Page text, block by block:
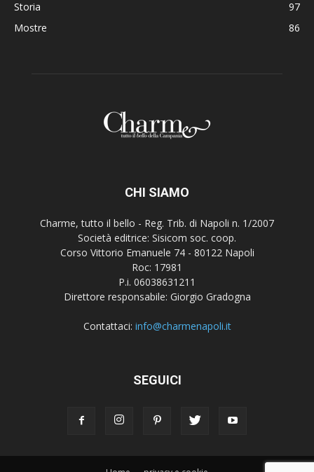
Storia
97
Mostre
86
CHI SIAMO
Charme, tutto il bello - Reg. Trib. di Napoli n. 1/2007
Società editrice: Sisicom soc. coop.
Corso Vittorio Emanuele 74 - 80122 Napoli
Roc: 17981
P.i. 06038631211
Direttore responsabile: Giorgio Gradogna
Contattaci: info@charmenapoli.it
SEGUICI